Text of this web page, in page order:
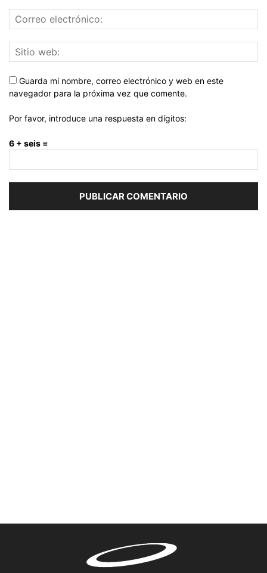
Guarda mi nombre, correo electrónico y web en este
navegador para la próxima vez que comente.
Por favor, introduce una respuesta en dígitos:
6 + seis =